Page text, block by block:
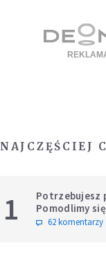
NAJCZĘŚCIEJ
1
Potrzebujesz
Pomodlimy
intencji
62 komentarzy